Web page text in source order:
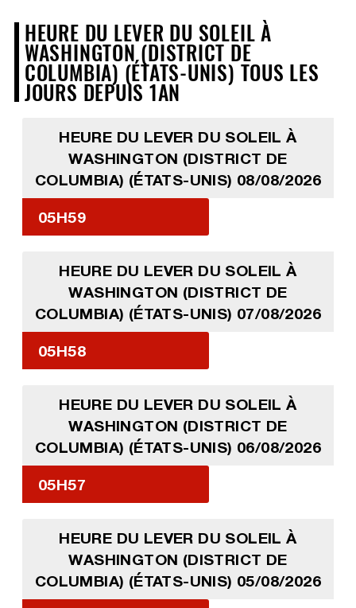
HEURE DU LEVER DU SOLEIL À
WASHINGTON (DISTRICT DE
COLUMBIA) (ÉTATS-UNIS) TOUS LES
JOURS DEPUIS 1AN
HEURE DU LEVER DU SOLEIL À
WASHINGTON (DISTRICT DE
COLUMBIA) (ÉTATS-UNIS) 08/08/2026
05H59
HEURE DU LEVER DU SOLEIL À
WASHINGTON (DISTRICT DE
COLUMBIA) (ÉTATS-UNIS) 07/08/2026
05H58
HEURE DU LEVER DU SOLEIL À
WASHINGTON (DISTRICT DE
COLUMBIA) (ÉTATS-UNIS) 06/08/2026
05H57
HEURE DU LEVER DU SOLEIL À
WASHINGTON (DISTRICT DE
COLUMBIA) (ÉTATS-UNIS) 05/08/2026